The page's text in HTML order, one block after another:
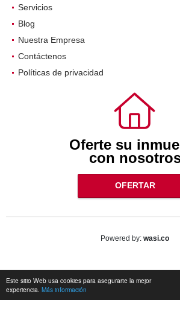
Este sitio Web usa cookies para asegurarte la mejor
experiencia. Más información
Servicios
Blog
Nuestra Empresa
Contáctenos
Políticas de privacidad
Oferte su
con
OFERTAR
Powered by: wasi.co